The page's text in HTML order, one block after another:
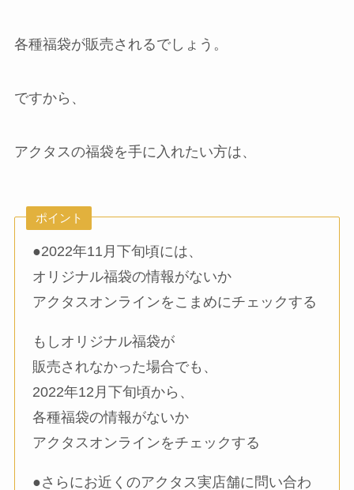
各種福袋が販売されるでしょう。
ですから、
アクタスの福袋を手に入れたい方は、
ポイント
●2022年11月下旬頃には、
オリジナル福袋の情報がないか
アクタスオンラインをこまめにチェックする
もしオリジナル福袋が
販売されなかった場合でも、
2022年12月下旬頃から、
各種福袋の情報がないか
アクタスオンラインをチェックする
●さらにお近くのアクタス実店舗に問い合わ